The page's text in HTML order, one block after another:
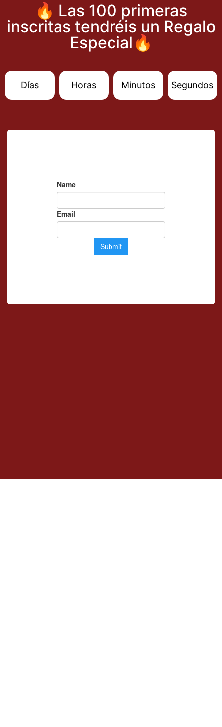
🔥 Las 100 primeras
inscritas tendréis un Regalo
Especial🔥
Días Horas Minutos Segundos